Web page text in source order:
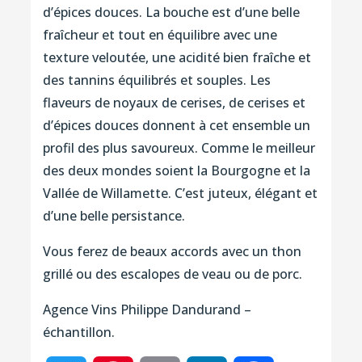
d’épices douces. La bouche est d’une belle
fraîcheur et tout en équilibre avec une
texture veloutée, une acidité bien fraîche et
des tannins équilibrés et souples. Les
flaveurs de noyaux de cerises, de cerises et
d’épices douces donnent à cet ensemble un
profil des plus savoureux. Comme le meilleur
des deux mondes soient la Bourgogne et la
Vallée de Willamette. C’est juteux, élégant et
d’une belle persistance.
Vous ferez de beaux accords avec un thon
grillé ou des escalopes de veau ou de porc.
Agence Vins Philippe Dandurand –
échantillon.